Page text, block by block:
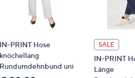
Kurzgröße bei einer
157 bis 164 cm
Normalgröße bei einer
165 bis 172 cm
IN-PRINT Hose
knöchellang
Rundumdehnbund uni
SALE
IN-PRINT
Länge